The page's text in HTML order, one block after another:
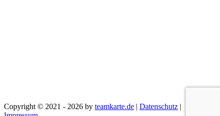
Copyright © 2021 - 2026 by teamkarte.de | Datenschutz |